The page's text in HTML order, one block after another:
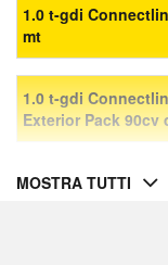
1.0 t-gdi
mt
1.0 t-gdi
Exterior Pack 90cv
MOSTRA TUTTI